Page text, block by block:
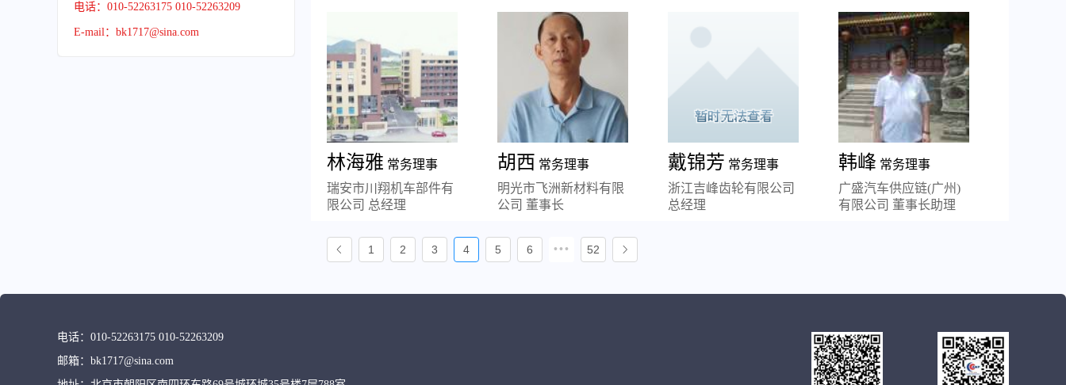
电话：010-52263175 010-52263209
E-mail：bk1717@sina.com
林海雅 常务理事
瑞安市川翔机车部件有
限公司 总经理
胡西 常务理事
明光市飞洲新材料有限
公司 董事长
戴锦芳 常务理事
浙江吉峰齿轮有限公司
总经理
韩峰 常务理事
广盛汽车供应链(广州)
有限公司 董事长助理
1 2 3 4 5 6 ••• 52
电话： 010-52263175 010-52263209
邮箱： bk1717@sina.com